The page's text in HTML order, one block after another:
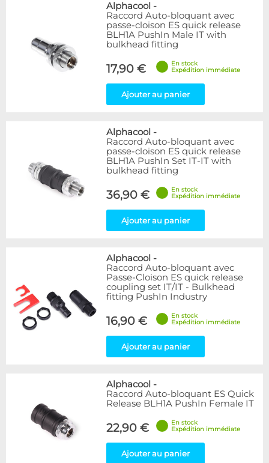
Alphacool -
Raccord Auto-bloquant avec
passe-cloison ES quick release
BLH1A PushIn Male IT with
bulkhead fitting
17,90 €
En stock
Expédition immédiate
Ajouter au panier
Alphacool -
Raccord Auto-bloquant avec
passe-cloison ES quick release
BLH1A PushIn Set IT-IT with
bulkhead fitting
36,90 €
En stock
Expédition immédiate
Ajouter au panier
Alphacool -
Raccord Auto-bloquant avec
Passe-Cloison ES quick release
coupling set IT/IT - Bulkhead
fitting PushIn Industry
16,90 €
En stock
Expédition immédiate
Ajouter au panier
Alphacool -
Raccord Auto-bloquant ES Quick
Release BLH1A PushIn Female IT
22,90 €
En stock
Expédition immédiate
Ajouter au panier